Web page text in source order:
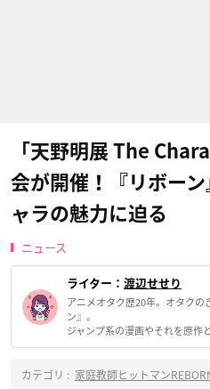
「天野明展 The
会が開催！『リボー
ャラの魅力に迫る
ニュース
ライター： 渡辺せせり
アニメオタク歴20年。オタク
ン』。
ジャンプ系の漫画やそれを原作
カテゴリ : 家庭教師ヒットマン